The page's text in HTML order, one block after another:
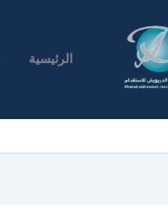
الرئيسية